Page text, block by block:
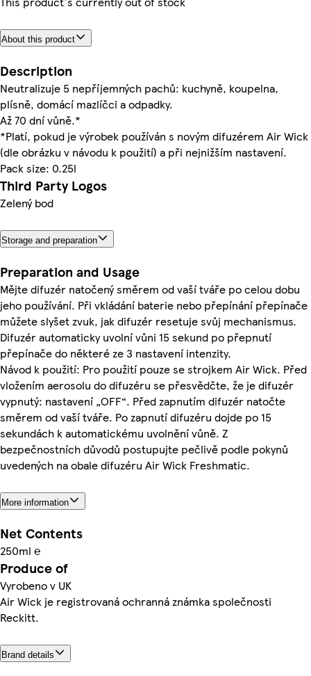
About this product
Description
Neutralizuje 5 nepříjemných pachů: kuchyně, koupelna,
plísně, domácí mazlíčci a odpadky.
Až 70 dní vůně.*
*Platí, pokud je výrobek používán s novým difuzérem Air Wick
(dle obrázku v návodu k použití) a při nejnižším nastavení.
Pack size: 0.25l
Third Party Logos
Zelený bod
Storage and preparation
Preparation and Usage
Mějte difuzér natočený směrem od vaší tváře po celou dobu
jeho používání. Při vkládání baterie nebo přepínání přepínače
můžete slyšet zvuk, jak difuzér resetuje svůj mechanismus.
Difuzér automaticky uvolní vůni 15 sekund po přepnutí
přepínače do některé ze 3 nastavení intenzity.
Návod k použití: Pro použití pouze se strojkem Air Wick. Před
vložením aerosolu do difuzéru se přesvědčte, že je difuzér
vypnutý: nastavení „OFF“. Před zapnutím difuzér natočte
směrem od vaší tváře. Po zapnutí difuzéru dojde po 15
sekundách k automatickému uvolnění vůně. Z
bezpečnostních důvodů postupujte pečlivě podle pokynů
uvedených na obale difuzéru Air Wick Freshmatic.
More information
Net Contents
250ml ℮
Produce of
Vyrobeno v UK
Air Wick je registrovaná ochranná známka společnosti
Reckitt.
Brand details